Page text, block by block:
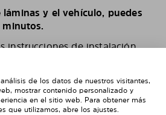
y el vehículo, puedes
instrucciones de instalación
o pregunta durante el
ponerte en contacto con
fotos, eso nos ayudará
de los datos de nuestros visitantes,
mostrar contenido personalizado y
en el sitio web. Para obtener más
que utilizamos, abre los ajustes.